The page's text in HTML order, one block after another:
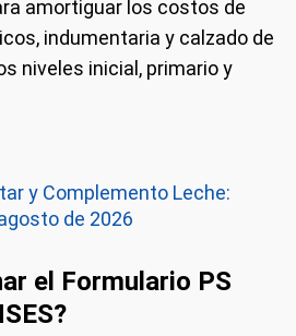
amortiguar los costos de
indumentaria y calzado de
niveles inicial, primario y
y Complemento Leche:
de 2026
el Formulario PS